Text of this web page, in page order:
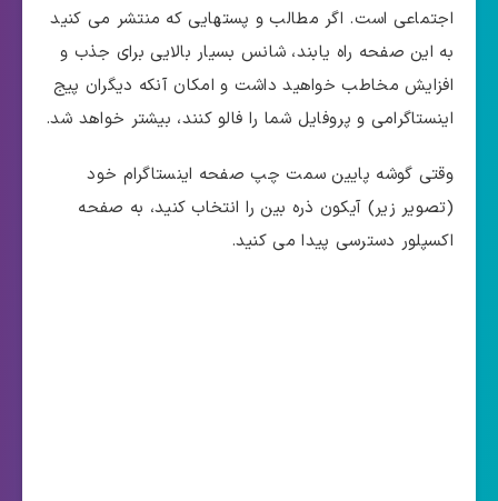
اجتماعی است. اگر مطالب و پستهایی که منتشر می کنید
به این صفحه راه یابند، شانس بسیار بالایی برای جذب و
افزایش مخاطب خواهید داشت و امکان آنکه دیگران پیج
اینستاگرامی و پروفایل شما را فالو کنند، بیشتر خواهد شد.
وقتی گوشه پایین سمت چپ صفحه اینستاگرام خود
(تصویر زیر) آیکون ذره بین را انتخاب کنید، به صفحه
اکسپلور دسترسی پیدا می کنید.